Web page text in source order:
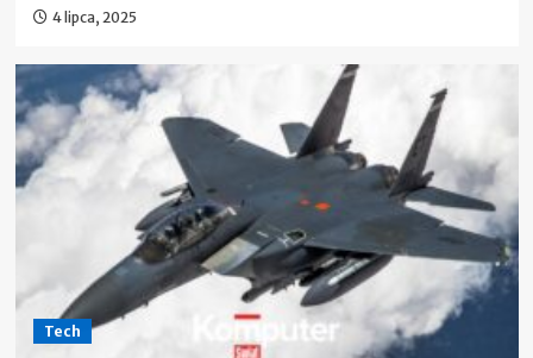
4 lipca, 2025
Tech